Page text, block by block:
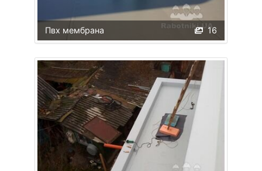
16
Пвх мембрана